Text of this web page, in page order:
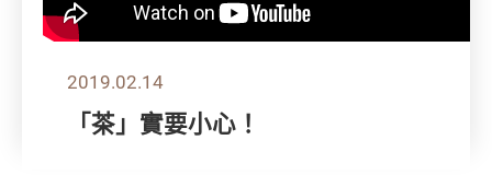
2019.02.14
「茶」實要小心！